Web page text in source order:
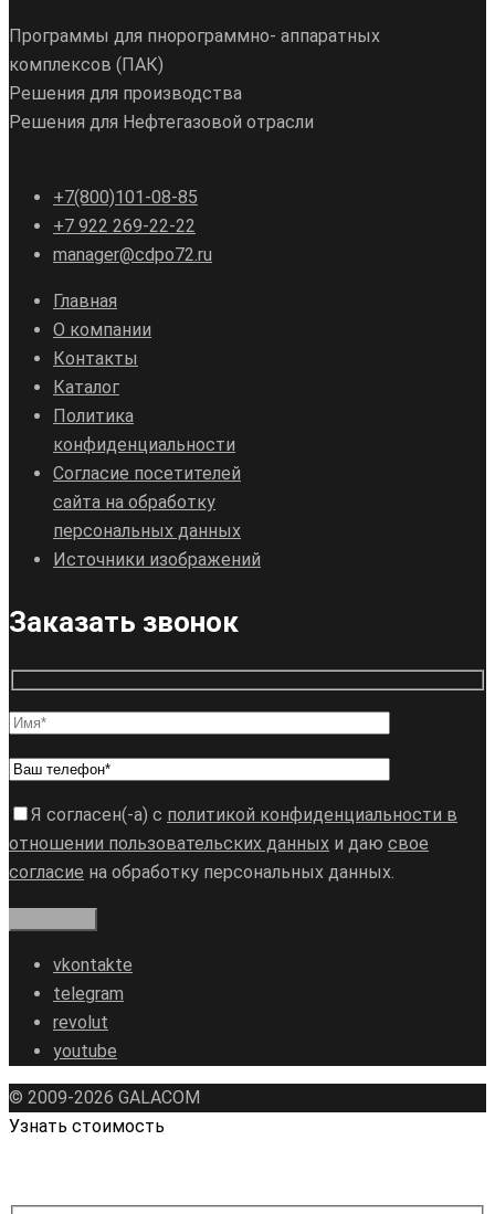
Программы для пнорограммно- аппаратных
комплексов (ПАК)
Решения для производства
Решения для Нефтегазовой отрасли
+7(800)101-08-85
+7 922 269-22-22
manager@cdpo72.ru
Главная
О компании
Контакты
Каталог
Политика
конфиденциальности
Согласие посетителей
сайта на обработку
персональных данных
Источники изображений
Заказать звонок
Я согласен(-а) с политикой конфиденциальности в
отношении пользовательских данных и даю свое
согласие на обработку персональных данных.
vkontakte
telegram
revolut
youtube
© 2009-2026 GALAСOM
Узнать стоимость